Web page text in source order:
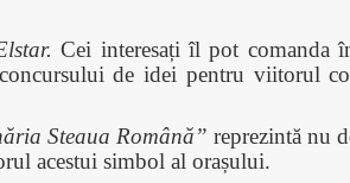
Cei interesați îl pot comanda
de idei pentru viitorul
Steaua Română” reprezintă nu
acestui simbol al orașului.